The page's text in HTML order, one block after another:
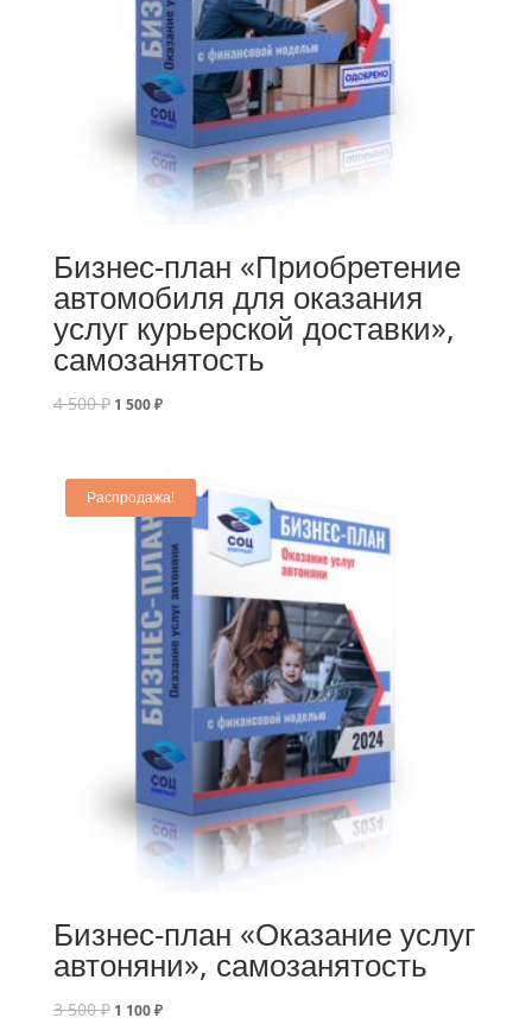
Бизнес-план «Приобретение
автомобиля для оказания
услуг курьерской доставки»,
самозанятость
4 500₽ 1 500₽
Распродажа!
Бизнес-план «Оказание услуг
автоняни», самозанятость
3 500₽ 1 100₽